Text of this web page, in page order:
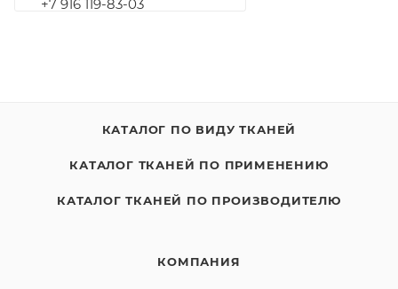
+7 916 119-83-03
КАТАЛОГ ПО ВИДУ ТКАНЕЙ
КАТАЛОГ ТКАНЕЙ ПО ПРИМЕНЕНИЮ
КАТАЛОГ ТКАНЕЙ ПО ПРОИЗВОДИТЕЛЮ
КОМПАНИЯ